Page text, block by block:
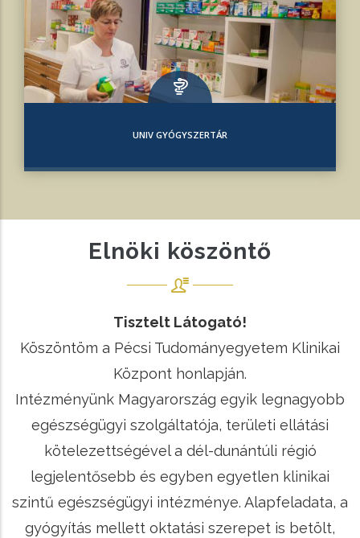
UNIV GYÓGYSZERTÁR
Elnöki köszöntő
Tisztelt Látogató!
Köszöntöm a Pécsi Tudományegyetem Klinikai
Központ honlapján.
Intézményünk Magyarország egyik legnagyobb
egészségügyi szolgáltatója, területi ellátási
kötelezettségével a dél-dunántúli régió
legjelentősebb és egyben egyetlen klinikai
szintű egészségügyi intézménye. Alapfeladata, a
gyógyítás mellett oktatási szerepet is betölt,